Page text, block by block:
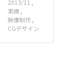
2013/11
実績
映像制作
CGデザイン